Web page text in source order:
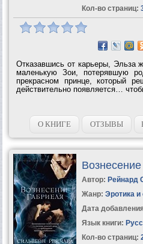
Кол-во страниц:
Отказавшись от карьеры, Эльза
маленькую Зои, потерявшую
прекрасном принце, который
действительно появляется…
О КНИГЕ ОТЗЫВЫ
Автор: Рейнард
Жанр: Эротика
Дата
Язык книги:
Кол-во страниц: